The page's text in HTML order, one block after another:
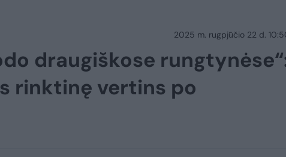
2025 m. rugpjūčio 22 d.
draugiškose
rinktinę vertins po